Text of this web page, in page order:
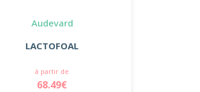
Audevard
LACTOFOAL
à partir de
68.49€